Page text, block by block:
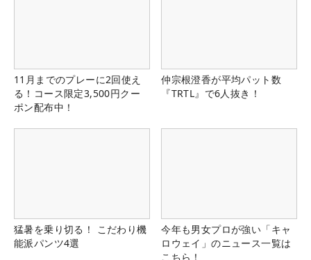
11月までのプレーに2回使え
る！コース限定3,500円クー
ポン配布中！
仲宗根澄香が平均パット数
『TRTL』で6人抜き！
猛暑を乗り切る！ こだわり機
能派パンツ4選
今年も男女プロが強い「キャ
ロウェイ」のニュース一覧は
こちら！